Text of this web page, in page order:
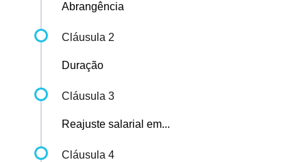
Abrangência
Cláusula 2
Duração
Cláusula 3
Reajuste salarial em...
Cláusula 4